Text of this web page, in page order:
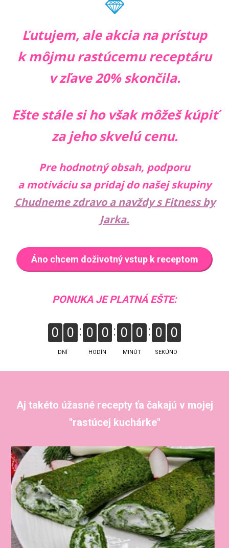
Ľutujem, ale akcia na prístup
k môjmu rastúcemu receptáru
v zľave 20% skončila.
Ešte stále si ho však môžeš kúpiť
za jeho skvelú cenu.
Pre hodnotný obsah, podporu
a motiváciu sa pridaj do našej skupiny
Chudneme zdravo a navždy s Fitness by
Jarka.
Áno chcem doživotný vstup k receptom
PONUKA JE PLATNÁ EŠTE:
0 0
DNÍ
0 0
HODÍN
0 0
MINÚT
0 0
SEKÚND
Aj takéto úžasné recepty ťa čakajú v mojej
"rastúcej kuchárke"